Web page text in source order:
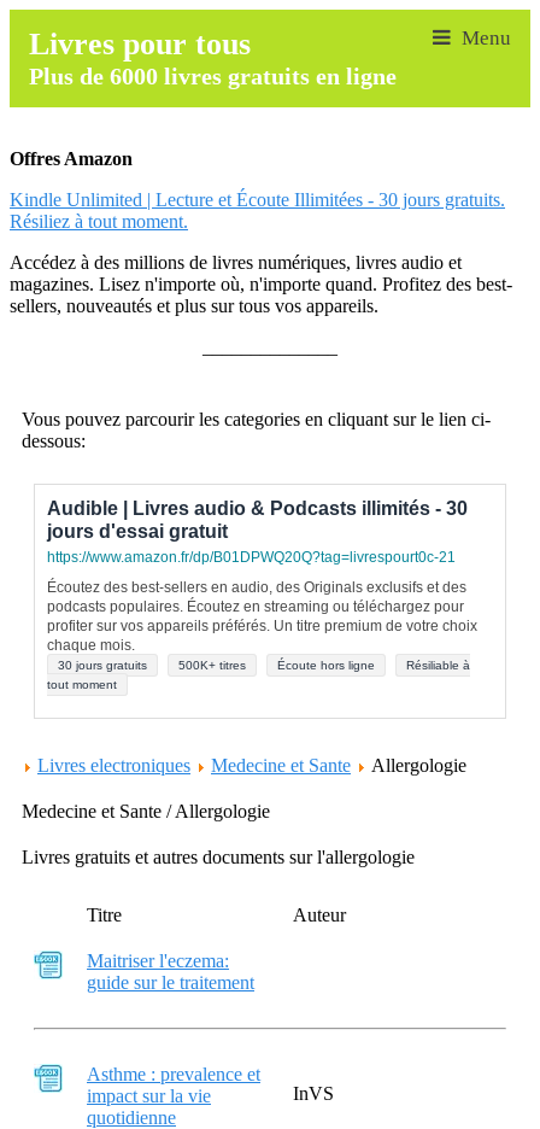
Livres pour tous
Plus de 6000 livres gratuits en ligne
Offres Amazon
Kindle Unlimited | Lecture et Écoute Illimitées - 30 jours gratuits.
Résiliez à tout moment.
Accédez à des millions de livres numériques, livres audio et
magazines. Lisez n'importe où, n'importe quand. Profitez des best-
sellers, nouveautés et plus sur tous vos appareils.
Vous pouvez parcourir les categories en cliquant sur le lien ci-
dessous:
Audible | Livres audio & Podcasts illimités - 30
jours d'essai gratuit
https://www.amazon.fr/dp/B01DPWQ20Q?tag=livrespourt0c-21
Écoutez des best-sellers en audio, des Originals exclusifs et des
podcasts populaires. Écoutez en streaming ou téléchargez pour
profiter sur vos appareils préférés. Un titre premium de votre choix
chaque mois.
30 jours gratuits 500K+ titres Écoute hors ligne
Résiliable à
tout moment
Livres electroniques Medecine et Sante Allergologie
Medecine et Sante / Allergologie
Livres gratuits et autres documents sur l'allergologie
Titre Auteur
Maitriser l'eczema:
guide sur le traitement
Asthme : prevalence et
impact sur la vie
quotidienne
InVS